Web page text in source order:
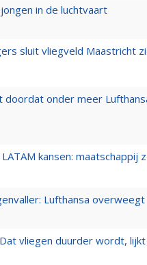
in de luchtvaart
sluit vliegveld Maastricht
onder meer
kansen: maatschappij
Lufthansa
vliegen duurder wordt,